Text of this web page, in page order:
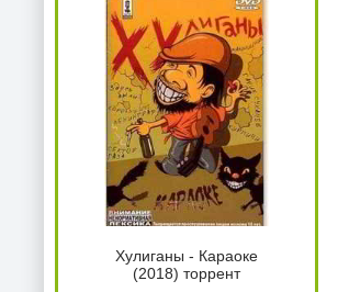
Хулиганы - Караоке
(2018) торрент